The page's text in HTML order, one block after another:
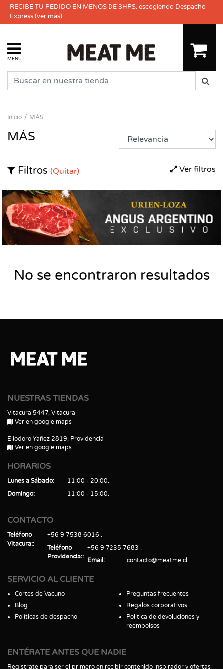
RECIBE TU PEDIDO EN MENOS DE 3HRS. escogiendo Despacho
Express(ver más)
MENU
Inicio MÁS
MÁS
Ver filtros
Filtros (Quitar)
No se encontraron resultados
NUESTRAS TIENDAS
Vitacura 5447, Vitacura
Ver en google maps
Eliodoro Yañez 2819, Providencia
Ver en google maps
HORARIOS
Lunes a Sábado
11:00 - 20:00
Domingo
11:00 - 15:00
CONTACTO
Teléfono
Vitacura:
+56 9 7538 6016
Teléfono
Providencia:
+56 9 7235 7683
Email
contacto@meatme.cl
SERVICIO AL CLIENTE
Cortes de Vacuno
Blog
Políticas de despacho
Preguntas frecuentes
Regalos corporativos
Política de devoluciones y
reembolsos
ENTÉRATE ANTES QUE NADIE
Regístrate para ser el primero en recibir contenido inspirador y ofertas